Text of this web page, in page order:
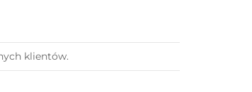
klientów.